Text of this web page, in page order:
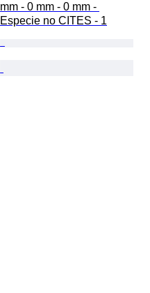
mm - 0 mm - 0 mm -
Especie no CITES - 1